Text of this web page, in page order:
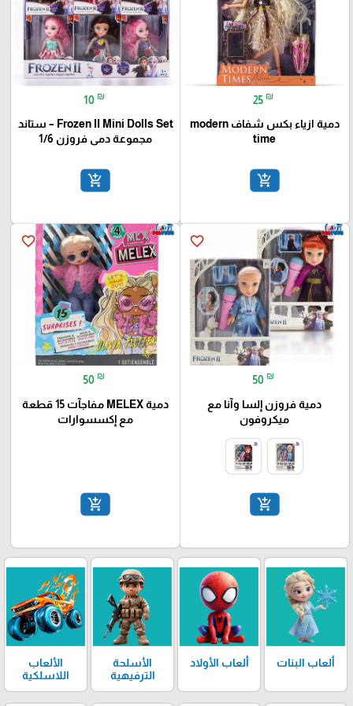
25 ₪
دمية ازياء بكس شفاف modern
time
add_shopping_cart
10 ₪
Frozen II Mini Dolls Set – ستاند
مجموعة دمى فروزن 1/6
add_shopping_cart
favorite_border
50 ₪
دمية فروزن إلسا وآنا مع
ميكروفون
add_shopping_cart
favorite_border
50 ₪
دمية MELEX مفاجآت 15 قطعة
مع إكسسوارات
add_shopping_cart
ألعاب البنات ألعاب الأولاد
الأسلحة
الترفيهية
الألعاب
اللاسلكية